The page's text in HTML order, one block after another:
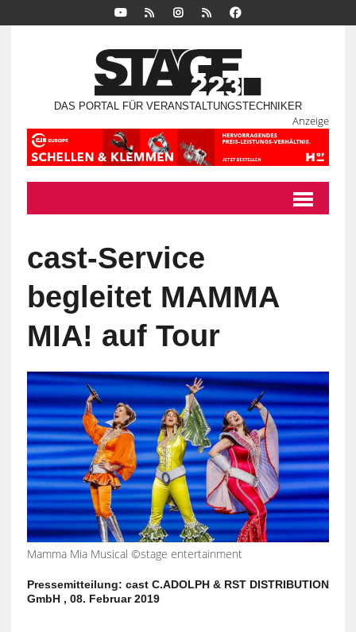
DAS PORTAL FÜR VERANSTALTUNGSTECHNIKER
Anzeige
cast-Service
begleitet MAMMA
MIA! auf Tour
Mamma Mia Musical ©stage entertainment
Pressemitteilung: cast C.ADOLPH & RST DISTRIBUTION
GmbH , 08. Februar 2019